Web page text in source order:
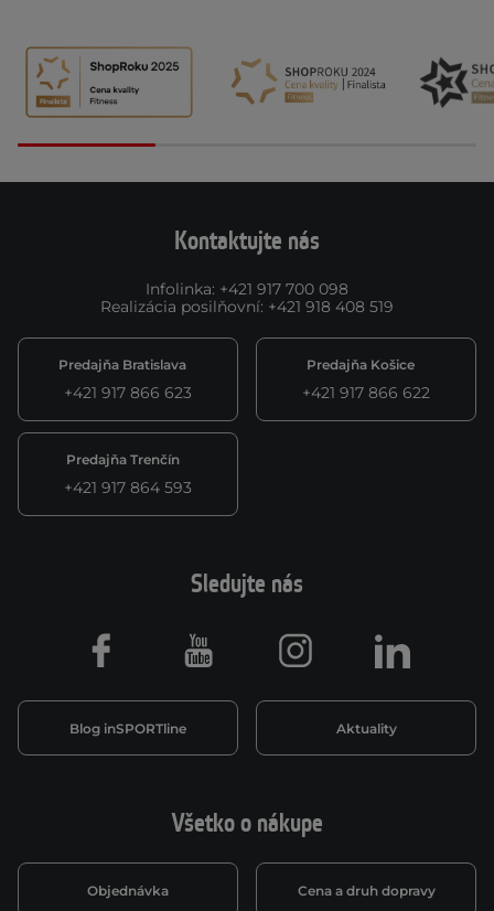
Kontaktujte nás
Infolinka: +421 917 700 098
Realizácia posilňovní: +421 918 408 519
Predajňa Bratislava
+421 917 866 623
Predajňa Košice
+421 917 866 622
Predajňa Trenčín
+421 917 864 593
Všetko o nákupe
Objednávka Cena a druh dopravy
Sledujte nás
Blog inSPORTline Aktuality
Facebook Youtube Instagram LinkedIn